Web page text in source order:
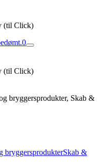
(til Click)
0
(til Click)
bryggersprodukter, Skab &
bryggersprodukterSkab &